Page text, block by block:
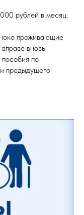
рублей в месяц.
проживающие
вновь
по
предыдущего